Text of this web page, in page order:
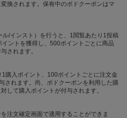
換されます。保有中のボドクーポンはマ
/インスト）を行うと、1閲覧あたり1投稿
ントを獲得し、500ポイントごとに商品
されます。
購入ポイント、100ポイントごとに注文金
されます。尚、ボドクーポンを利用した購
して購入ポイントが付与されます。
注文確定画面で適用することができま